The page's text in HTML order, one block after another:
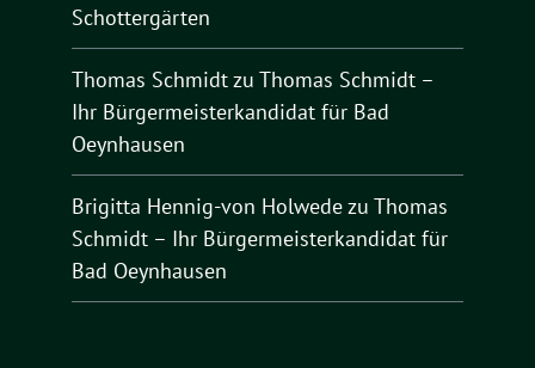
Schottergärten
Thomas Schmidtzu Thomas Schmidt –
Ihr Bürgermeisterkandidat für Bad
Oeynhausen
Brigitta Hennig-von Holwedezu Thomas
Schmidt – Ihr Bürgermeisterkandidat für
Bad Oeynhausen